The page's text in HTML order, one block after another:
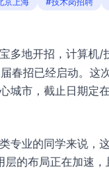
多地开招，计算机/
春招已经启动。这
城市，截止日期定
专业的同学来说，
层的布局正在加速